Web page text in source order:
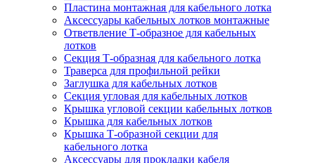
Пластина монтажная для кабельного лотка
Аксессуары кабельных лотков монтажные
Ответвление Т-образное для кабельных
лотков
Секция Т-образная для кабельного лотка
Траверса для профильной рейки
Заглушка для кабельных лотков
Секция угловая для кабельных лотков
Крышка угловой секции кабельных лотков
Крышка для кабельных лотков
Крышка Т-образной секции для
кабельного лотка
Аксессуары для прокладки кабеля